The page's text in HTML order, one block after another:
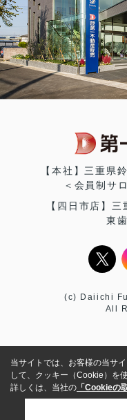
【本社】三重県
＜会員制サ
【四日市店】
東
(c) Daiichi
All
当サイトでは、お客様の当サ
して、クッキー（Cookie）を
詳しくは、当社の 「Cookieの